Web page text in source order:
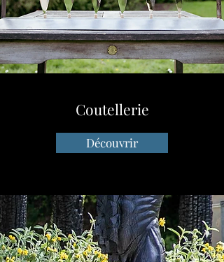
Coutellerie
Découvrir